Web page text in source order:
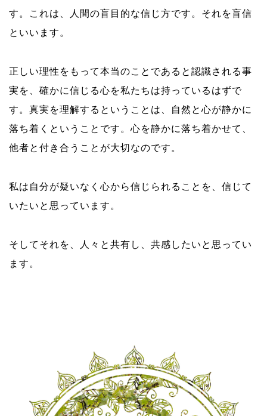
す。これは、人間の盲目的な信じ方です。それを盲信
といいます。
正しい理性をもって本当のことであると認識される事
実を、確かに信じる心を私たちは持っているはずで
す。真実を理解するということは、自然と心が静かに
落ち着くということです。心を静かに落ち着かせて、
他者と付き合うことが大切なのです。
私は自分が疑いなく心から信じられることを、信じて
いたいと思っています。
そしてそれを、人々と共有し、共感したいと思ってい
ます。